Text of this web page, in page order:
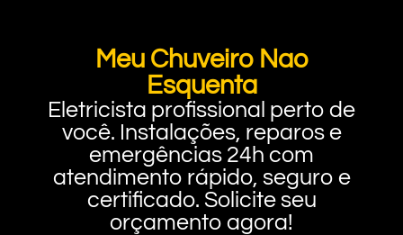
Meu Chuveiro Nao
Esquenta
Eletricista profissional perto de
você. Instalações, reparos e
emergências 24h com
atendimento rápido, seguro e
certificado. Solicite seu
orçamento agora!